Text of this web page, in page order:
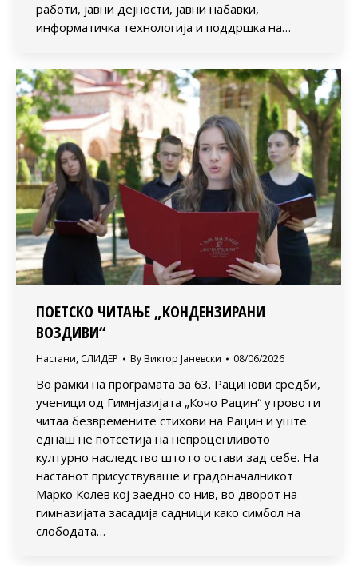
работи, јавни дејности, јавни набавки,
информатичка технологија и поддршка на…
ПОЕТСКО ЧИТАЊЕ „КОНДЕНЗИРАНИ
ВОЗДИВИ“
Настани, СЛИДЕР By Виктор Јаневски 08/06/2026
Во рамки на програмата за 63. Рацинови средби,
ученици од Гимнјазијата „Кочо Рацин“ утрово ги
читаа безвремените стихови на Рацин и уште
еднаш не потсетија на непроценливото
културно наследство што го остави зад себе. На
настанот присуствуваше и градоначалникот
Марко Колев кој заедно со нив, во дворот на
гимназијата засадија садници како симбол на
слободата…